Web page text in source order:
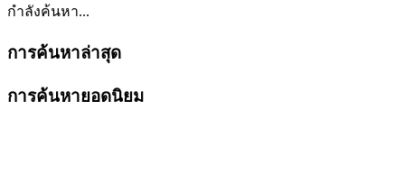
กำลังค้นหา...
การค้นหาล่าสุด
การค้นหายอดนิยม